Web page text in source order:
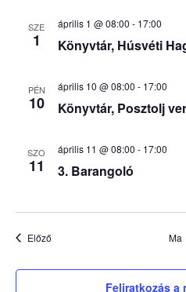
SZE
1 Könyvtár, Húsvéti
április 1 @ 08:00 - 17:00
PÉN
10 Könyvtár, Posztolj
április 10 @ 08:00 - 17:00
SZO
11 3. Barangoló
április 11 @ 08:00 - 17:00
ElőzőEsemények Ma
Feliratkozás a